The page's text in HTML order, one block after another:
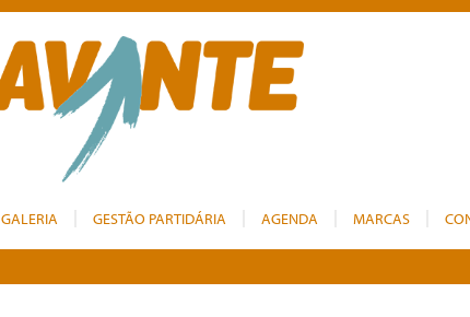
GALERIA GESTÃO PARTIDÁRIA AGENDA MARCAS